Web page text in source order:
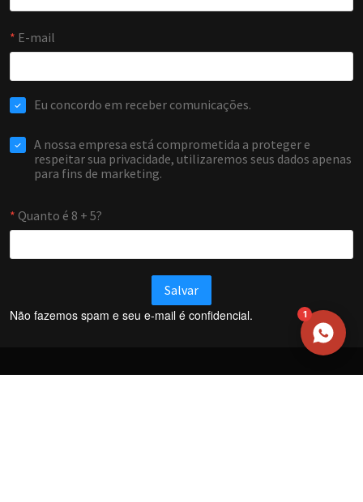
Não fazemos spam e seu e-mail é confidencial.
WHATSAPP / TELEFONE
1